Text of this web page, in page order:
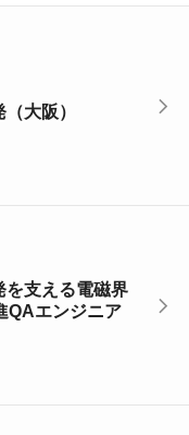
大阪）
を支える電磁界
QAエンジニア